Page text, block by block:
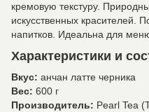
кремовую текстуру.
искусственных красителей.
напитков. Идеальна для
Характеристики и
Вкус: анчан латте черника
Вес: 600 г
Производитель: Pearl Tea